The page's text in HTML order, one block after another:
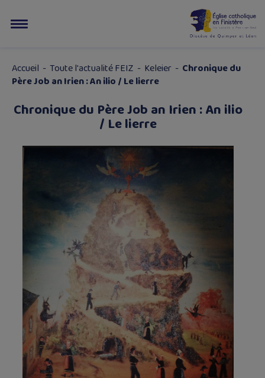
Accueil - Toute l'actualité FEIZ - Keleier - Chronique du
Père Job an Irien : An ilio / Le lierre
Chronique du Père Job an Irien : An ilio
/ Le lierre